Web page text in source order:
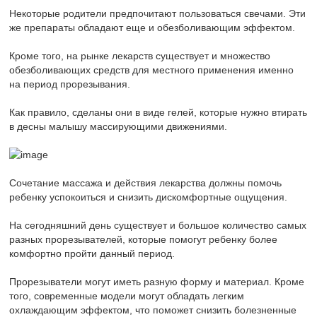
Некоторые родители предпочитают пользоваться свечами. Эти
же препараты обладают еще и обезболивающим эффектом.
Кроме того, на рынке лекарств существует и множество
обезболивающих средств для местного применения именно
на период прорезывания.
Как правило, сделаны они в виде гелей, которые нужно втирать
в десны малышу массирующими движениями.
Сочетание массажа и действия лекарства должны помочь
ребенку успокоиться и снизить дискомфортные ощущения.
На сегодняшний день существует и большое количество самых
разных прорезывателей, которые помогут ребенку более
комфортно пройти данный период.
Прорезыватели могут иметь разную форму и материал. Кроме
того, современные модели могут обладать легким
охлаждающим эффектом, что поможет снизить болезненные